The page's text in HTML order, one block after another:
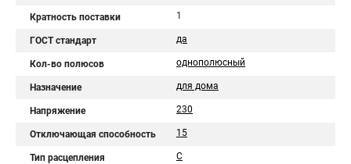
Кратность поставки 1
ГОСТ стандарт да
Кол-во полюсов однополюсный
Назначение для дома
Напряжение 230
Отключающая способность 15
Тип расцепления C